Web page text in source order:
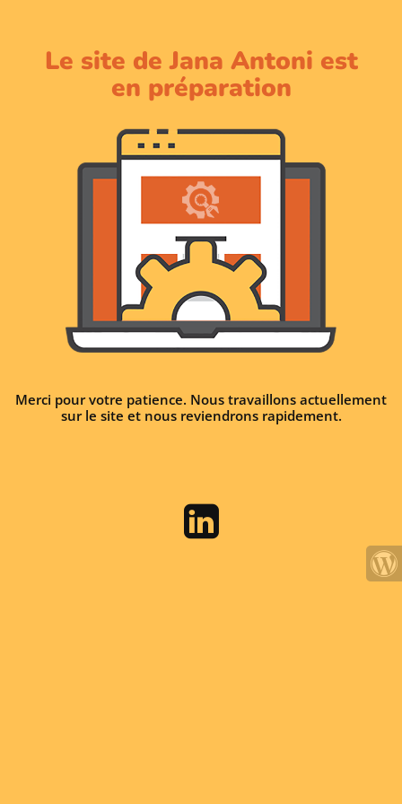
Le site de Jana Antoni est
en préparation
Merci pour votre patience. Nous travaillons actuellement
sur le site et nous reviendrons rapidement.